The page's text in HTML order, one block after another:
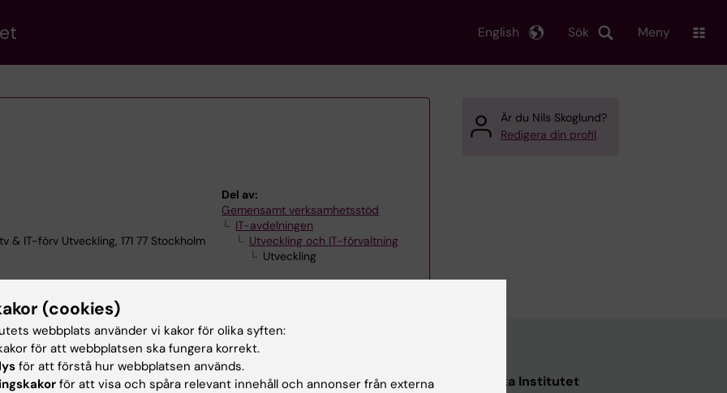
Sök
English Meny
& IT-förv Utveckling, 171 77 Stockholm
Del av:
Gemensamt verksamhetsstöd
IT-avdelningen
Utveckling och IT-förvaltning
Utveckling
Är du Nils Skoglund?
Redigera din profil
Kontakta och besök KI
Karolinska Institutet
(cookies)
webbplats använder vi kakor för olika syften:
för att webbplatsen ska fungera korrekt.
för att förstå hur webbplatsen används.
för att visa och spåra relevant innehåll och annonser från externa